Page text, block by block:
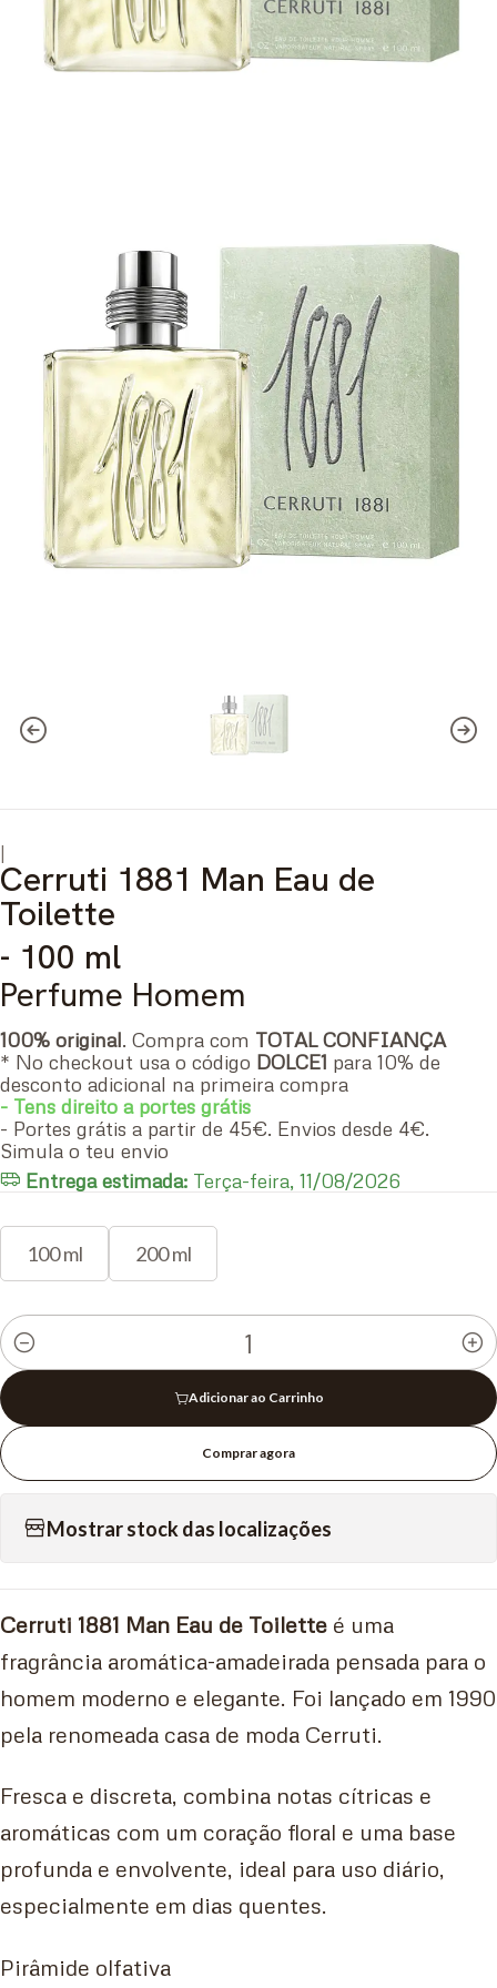
|
Cerruti 1881 Man Eau de
Toilette
- 100 ml
Perfume Homem
100% original. Compra com TOTAL CONFIANÇA
* No checkout usa o código DOLCE1 para 10% de
desconto adicional na primeira compra
- Tens direito a portes grátis
- Portes grátis a partir de 45€. Envios desde 4€.
Simula o teu envio
Entrega estimada: Terça-feira, 11/08/2026
100 ml 200 ml
Quantidade
Adicionar ao Carrinho
Comprar agora
Mostrar stock das localizações
Cerruti 1881 Man Eau de Toilette é uma
fragrância aromática-amadeirada pensada para o
homem moderno e elegante. Foi lançado em 1990
pela renomeada casa de moda Cerruti.
Fresca e discreta, combina notas cítricas e
aromáticas com um coração floral e uma base
profunda e envolvente, ideal para uso diário,
especialmente em dias quentes.
Pirâmide olfativa